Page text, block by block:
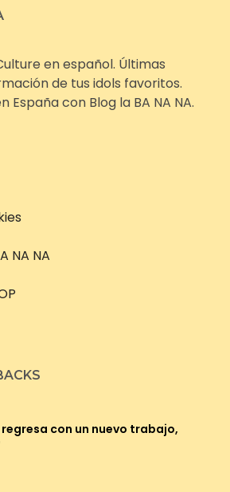
en español. Últimas
de tus idols favoritos.
España con Blog la BA NA NA.
NA NA
regresa con un nuevo trabajo,